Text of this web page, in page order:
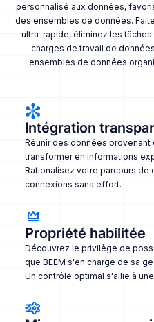
personnalisé aux données,
des ensembles de données.
ultra-rapide, éliminez les
charges de travail de
ensembles de données
Intégration
Réunir des données
transformer en informations
Rationalisez votre parcours de
connexions sans effort.
Propriété habilitée
Découvrez le privilège de
que BEEM s'en charge de sa
Un contrôle optimal s'allie à